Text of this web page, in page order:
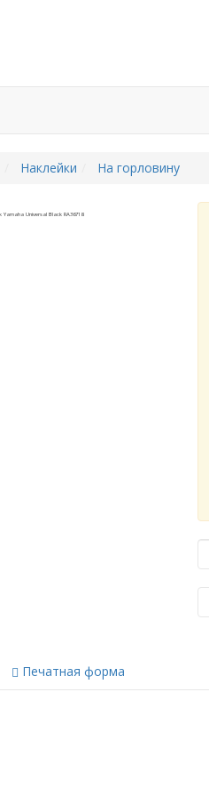
Наклейки На горловину
Печатная форма